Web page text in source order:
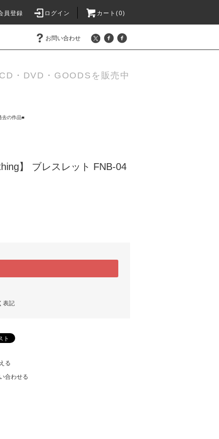
員登録 ログイン カート(0)
お問い合わせ
・DVD・GOODSを販売中
去の作品■
】 ブレスレット FNB-04
表記
る
合わせる